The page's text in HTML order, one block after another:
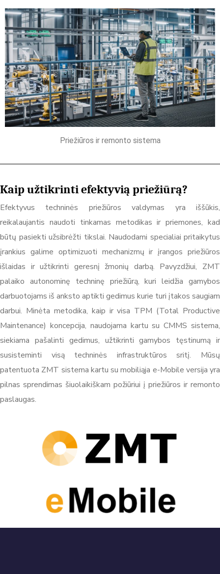
Priežiūros ir remonto sistema
Kaip užtikrinti efektyvią priežiūrą?
Efektyvus techninės priežiūros valdymas yra iššūkis,
reikalaujantis naudoti tinkamas metodikas ir priemones, kad
būtų pasiekti užsibrėžti tikslai. Naudodami specialiai pritaikytus
įrankius galime optimizuoti mechanizmų ir įrangos priežiūros
išlaidas ir užtikrinti geresnį žmonių darbą. Pavyzdžiui, ZMT
palaiko autonominę techninę priežiūrą, kuri leidžia gamybos
darbuotojams iš anksto aptikti gedimus kurie turi įtakos saugiam
darbui. Minėta metodika, kaip ir visa TPM (Total Productive
Maintenance) koncepcija, naudojama kartu su CMMS sistema,
siekiama pašalinti gedimus, užtikrinti gamybos tęstinumą ir
susisteminti visą techninės infrastruktūros sritį. Mūsų
patentuota ZMT sistema kartu su mobiliąja e-Mobile versija yra
pilnas sprendimas šiuolaikiškam požiūriui į priežiūros ir remonto
paslaugas.